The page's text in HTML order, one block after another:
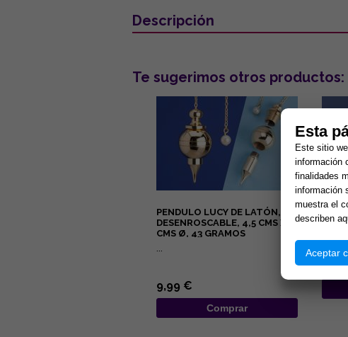
Descripción
Te sugerimos otros productos:
PENDULO LUCY DE LATÓN,
DESENROSCABLE, 4,5 CMS X 2
CMS Ø, 43 GRAMOS
...
9,99 €
Comprar
El
7,00 €
Esta
Este sitio
información
finalidades
información
muestra el
describen
Aceptar